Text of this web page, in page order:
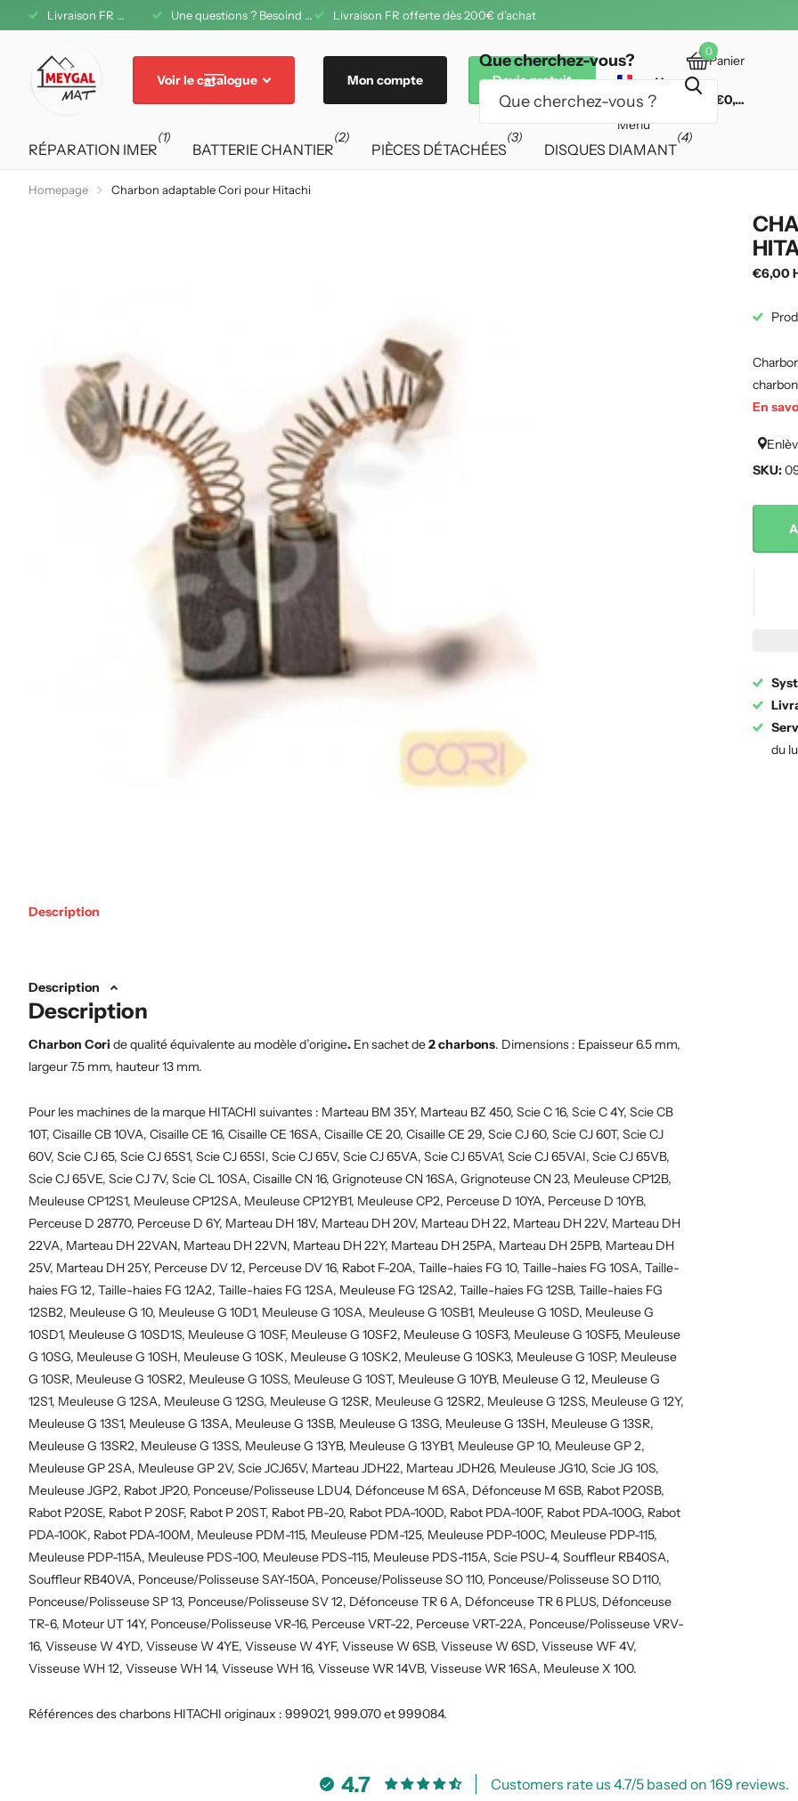
Livraison FR offerte dès 200€ d'achat Une questions ? Besoind d'aide ? A votre service au 04 71 08 42 11
08 42 11 Livraison FR offerte dès 200€ d'achat
Voir le catalogue
Que cherchez-vous?
Mon compte Devis gratuit
Menu
Panier
0
€0,00
RÉPARATION IMER
(1)
BATTERIE CHANTIER
(2)
PIÈCES DÉTACHÉES
(3)
DISQUES DIAMANT
(4)
Homepage Charbon adaptable Cori pour Hitachi
Description
Description
Description
Charbon Cori de qualité équivalente au modèle d’origine. En sachet de2 charbons. Dimensions : Epaisseur 6.5 mm,
largeur 7.5 mm, hauteur 13 mm.
Pour les machines de la marque HITACHI suivantes : Marteau BM 35Y, Marteau BZ 450, Scie C 16, Scie C 4Y, Scie CB
10T, Cisaille CB 10VA, Cisaille CE 16, Cisaille CE 16SA, Cisaille CE 20, Cisaille CE 29, Scie CJ 60, Scie CJ 60T, Scie CJ
60V, Scie CJ 65, Scie CJ 65S1, Scie CJ 65SI, Scie CJ 65V, Scie CJ 65VA, Scie CJ 65VA1, Scie CJ 65VAI, Scie CJ 65VB,
Scie CJ 65VE, Scie CJ 7V, Scie CL 10SA, Cisaille CN 16, Grignoteuse CN 16SA, Grignoteuse CN 23, Meuleuse CP12B,
Meuleuse CP12S1, Meuleuse CP12SA, Meuleuse CP12YB1, Meuleuse CP2, Perceuse D 10YA, Perceuse D 10YB,
Perceuse D 28770, Perceuse D 6Y, Marteau DH 18V, Marteau DH 20V, Marteau DH 22, Marteau DH 22V, Marteau DH
22VA, Marteau DH 22VAN, Marteau DH 22VN, Marteau DH 22Y, Marteau DH 25PA, Marteau DH 25PB, Marteau DH
25V, Marteau DH 25Y, Perceuse DV 12, Perceuse DV 16, Rabot F-20A, Taille-haies FG 10, Taille-haies FG 10SA, Taille-
haies FG 12, Taille-haies FG 12A2, Taille-haies FG 12SA, Meuleuse FG 12SA2, Taille-haies FG 12SB, Taille-haies FG
12SB2, Meuleuse G 10, Meuleuse G 10D1, Meuleuse G 10SA, Meuleuse G 10SB1, Meuleuse G 10SD, Meuleuse G
10SD1, Meuleuse G 10SD1S, Meuleuse G 10SF, Meuleuse G 10SF2, Meuleuse G 10SF3, Meuleuse G 10SF5, Meuleuse
G 10SG, Meuleuse G 10SH, Meuleuse G 10SK, Meuleuse G 10SK2, Meuleuse G 10SK3, Meuleuse G 10SP, Meuleuse
G 10SR, Meuleuse G 10SR2, Meuleuse G 10SS, Meuleuse G 10ST, Meuleuse G 10YB, Meuleuse G 12, Meuleuse G
12S1, Meuleuse G 12SA, Meuleuse G 12SG, Meuleuse G 12SR, Meuleuse G 12SR2, Meuleuse G 12SS, Meuleuse G 12Y,
Meuleuse G 13S1, Meuleuse G 13SA, Meuleuse G 13SB, Meuleuse G 13SG, Meuleuse G 13SH, Meuleuse G 13SR,
Meuleuse G 13SR2, Meuleuse G 13SS, Meuleuse G 13YB, Meuleuse G 13YB1, Meuleuse GP 10, Meuleuse GP 2,
Meuleuse GP 2SA, Meuleuse GP 2V, Scie JCJ65V, Marteau JDH22, Marteau JDH26, Meuleuse JG10, Scie JG 10S,
Meuleuse JGP2, Rabot JP20, Ponceuse/Polisseuse LDU4, Défonceuse M 6SA, Défonceuse M 6SB, Rabot P20SB,
Rabot P20SE, Rabot P 20SF, Rabot P 20ST, Rabot PB-20, Rabot PDA-100D, Rabot PDA-100F, Rabot PDA-100G, Rabot
PDA-100K, Rabot PDA-100M, Meuleuse PDM-115, Meuleuse PDM-125, Meuleuse PDP-100C, Meuleuse PDP-115,
Meuleuse PDP-115A, Meuleuse PDS-100, Meuleuse PDS-115, Meuleuse PDS-115A, Scie PSU-4, Souffleur RB40SA,
Souffleur RB40VA, Ponceuse/Polisseuse SAY-150A, Ponceuse/Polisseuse SO 110, Ponceuse/Polisseuse SO D110,
Ponceuse/Polisseuse SP 13, Ponceuse/Polisseuse SV 12, Défonceuse TR 6 A, Défonceuse TR 6 PLUS, Défonceuse
TR-6, Moteur UT 14Y, Ponceuse/Polisseuse VR-16, Perceuse VRT-22, Perceuse VRT-22A, Ponceuse/Polisseuse VRV-
16, Visseuse W 4YD, Visseuse W 4YE, Visseuse W 4YF, Visseuse W 6SB, Visseuse W 6SD, Visseuse WF 4V,
Visseuse WH 12, Visseuse WH 14, Visseuse WH 16, Visseuse WR 14VB, Visseuse WR 16SA, Meuleuse X 100.
Références des charbons HITACHI originaux : 999021, 999.070 et 999084.
€6,00
En
SKU:
du
4.7 Customers rate us 4.7/5 based on 169 reviews.